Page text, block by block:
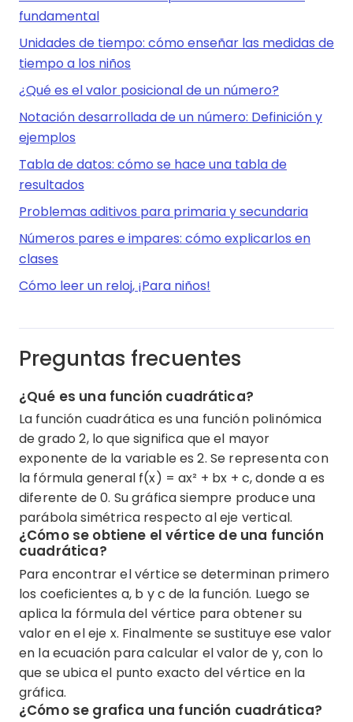
fundamental
Unidades de tiempo: cómo enseñar las medidas de
tiempo a los niños
¿Qué es el valor posicional de un número?
Notación desarrollada de un número: Definición y
ejemplos
Tabla de datos: cómo se hace una tabla de
resultados
Problemas aditivos para primaria y secundaria
Números pares e impares: cómo explicarlos en
clases
Cómo leer un reloj, ¡Para niños!
Preguntas frecuentes
¿Qué es una función cuadrática?
La función cuadrática es una función polinómica
de grado 2, lo que significa que el mayor
exponente de la variable es 2. Se representa con
la fórmula general f(x) = ax² + bx + c, donde a es
diferente de 0. Su gráfica siempre produce una
parábola simétrica respecto al eje vertical.
¿Cómo se obtiene el vértice de una función
cuadrática?
Para encontrar el vértice se determinan primero
los coeficientes a, b y c de la función. Luego se
aplica la fórmula del vértice para obtener su
valor en el eje x. Finalmente se sustituye ese valor
en la ecuación para calcular el valor de y, con lo
que se ubica el punto exacto del vértice en la
gráfica.
¿Cómo se grafica una función cuadrática?